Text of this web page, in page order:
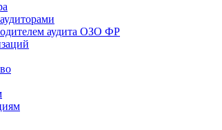
аудита ОЗО ФР